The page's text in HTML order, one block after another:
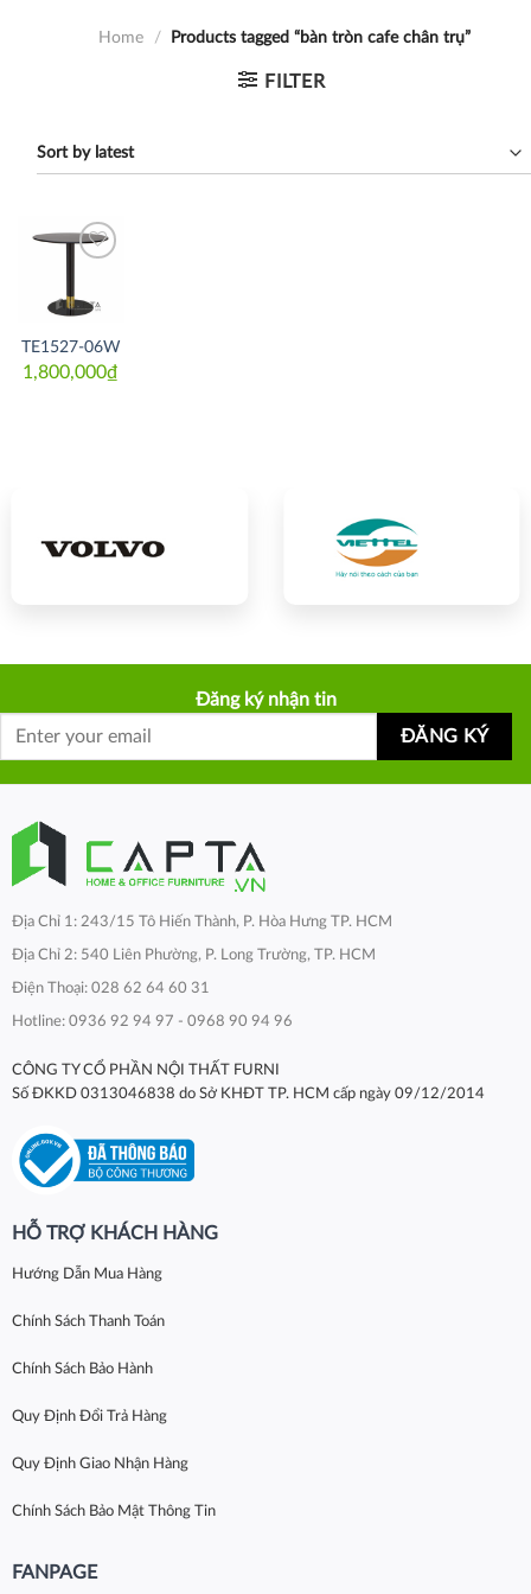
Home / Products tagged “bàn tròn cafe chân trụ”
FILTER
TE1527-06W
1,800,000₫
Đăng ký nhận tin
Địa Chỉ 1: 243/15 Tô Hiến Thành, P. Hòa Hưng TP. HCM
Địa Chỉ 2: 540 Liên Phường, P. Long Trường, TP. HCM
Điện Thoại: 028 62 64 60 31
Hotline: 0936 92 94 97 - 0968 90 94 96
CÔNG TY CỔ PHẦN NỘI THẤT FURNI
Số ĐKKD 0313046838 do Sở KHĐT TP. HCM cấp ngày 09/12/2014
HỖ TRỢ KHÁCH HÀNG
Hướng Dẫn Mua Hàng
Chính Sách Thanh Toán
Chính Sách Bảo Hành
Quy Định Đổi Trả Hàng
Quy Định Giao Nhận Hàng
Chính Sách Bảo Mật Thông Tin
FANPAGE